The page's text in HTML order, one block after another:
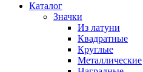
Каталог
Значки
Из латуни
Квадратные
Круглые
Металлические